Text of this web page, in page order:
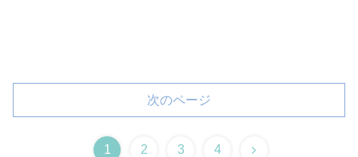
次のページ
1 2 3 4